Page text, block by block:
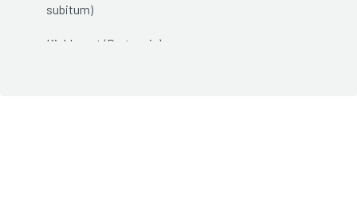
subitum)
Kinkhoest (Pertussis)